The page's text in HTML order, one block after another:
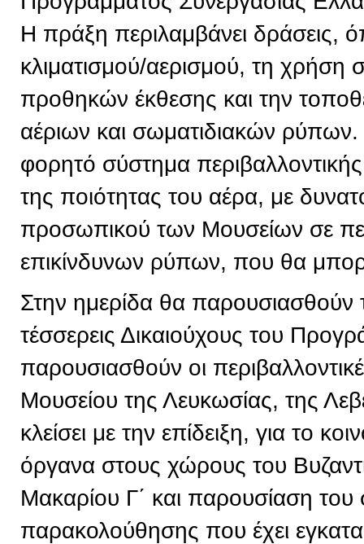
Η πράξη περιλαμβάνει δράσεις,
κλιματισμού/αερισμού, τη χρήση
προθηκών έκθεσης και την
αέριων και σωματιδιακών
φορητό σύστημα
της ποιότητας του αέρα, με
προσωπικού των Μουσείων σε
επικίνδυνων ρύπων, που θα
Στην ημερίδα θα
τέσσερεις Δικαιούχους του
παρουσιασθούν οι
Μουσείου της Λευκωσίας, της
κλείσει με την επίδειξη, για το
όργανα στους χώρους του
Μακαρίου Γ΄ και παρουσίαση του
παρακολούθησης που έχει